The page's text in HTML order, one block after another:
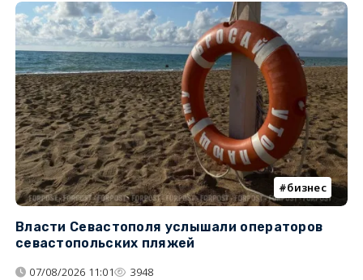
бизнес
Власти Севастополя услышали операторов
севастопольских пляжей
07/08/2026 11:01 3948